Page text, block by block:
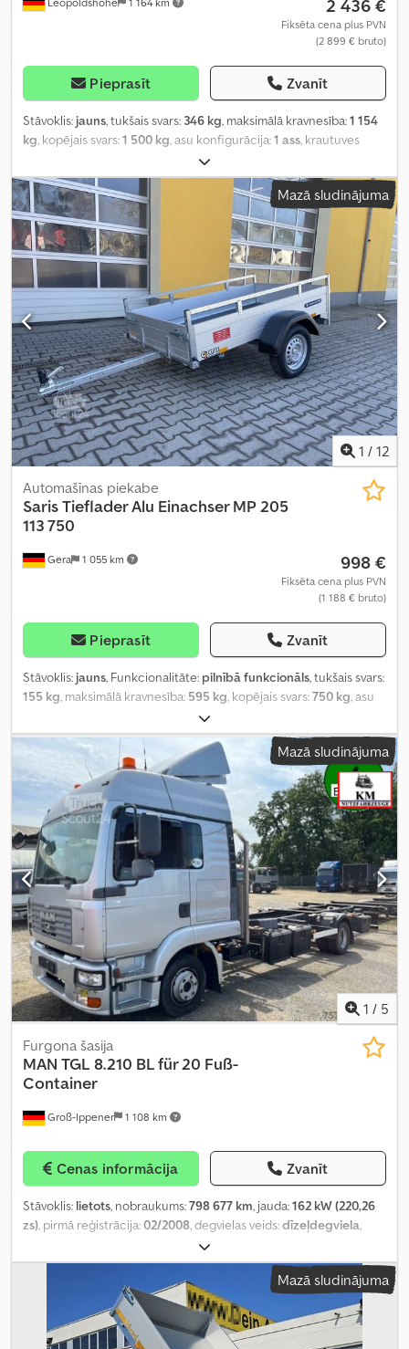
2 436 €
Fiksēta cena plus PVN
(2 899 € bruto)
Pieprasīt Zvanīt
Stāvoklis: jauns, tukšais svars: 346 kg, maksimālā kravnesība:1 154
kg , kopējais svars:1 500 kg , asu konfigurācija:1 ass , krautuves
, iekraušanas vietas platums:
iekraušanas telpas augstums:300 mm,
Mazā sludinājuma
1 / 12
Gera 1 055 km
Automašīnas piekabe
SarisTieflader Alu Einachser MP 205
113 750
998 €
Fiksēta cena plus PVN
(1 188 € bruto)
Pieprasīt Zvanīt
Stāvoklis: jauns, Funkcionalitāte: pilnībā funkcionāls, tukšais svars:
155 kg, maksimālā kravnesība: 595 kg, kopējais svars:750 kg, asu
, krautuves garums:
vietas platums:1 130 mm, iekraušanas telpas augstums:430 mm,
maksimālais ātrums:100 km/h, piekabes bremze:piekabe bez
bremzēm
, Ražošanas gads:2026,
Mazā sludinājuma
1 / 5
Groß-Ippener 1 108 km
Furgona šasija
MAN TGL 8.210 BL für 20 Fuß-
Container
Cenas informācija Zvanīt
Stāvoklis: lietots, nobraukums:798 677 km, jauda:162 kW (220,26
zs), pirmā reģistrācija:02/2008, degvielas veids:dīzeļdegviela,
, maksimālā kravnesība:
svars:7 490 kg, asu konfigurācija:4x2, riteņu bāze:4 850 mm,
, vadītāja kabīne:gulēšanas kabīne, pārnesuma
mehānisks, emisijas klase:Euro 4, piekares sistēma:
tērauds-
, Aprīkojums:ABS, gaisa kondicionēšana, piekabes sakabe,
spoileris, stāvvietas sildītājs
Mazā sludinājuma